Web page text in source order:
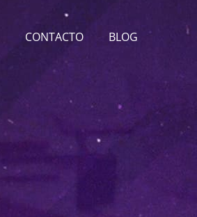
CONTACTO BLOG